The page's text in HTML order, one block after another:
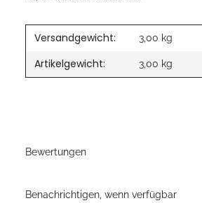
Versandgewicht: 3,00 kg
Artikelgewicht: 3,00 kg
Bewertungen
Benachrichtigen, wenn verfügbar